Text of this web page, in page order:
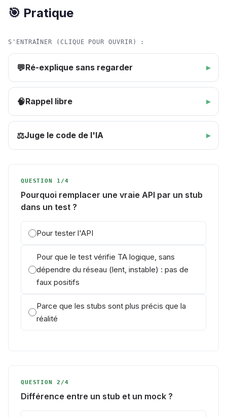
🎯 Pratique
S'ENTRAÎNER (CLIQUE POUR OUVRIR) :
💬Ré-explique sans regarder
🧠Rappel libre
⚖️Juge le code de l'IA
QUESTION 1/4
Pourquoi remplacer une vraie API par un stub
dans un test ?
Pour tester l'API
Pour que le test vérifie TA logique, sans
dépendre du réseau (lent, instable) : pas de
faux positifs
Parce que les stubs sont plus précis que la
réalité
QUESTION 2/4
Différence entre un stub et un mock ?